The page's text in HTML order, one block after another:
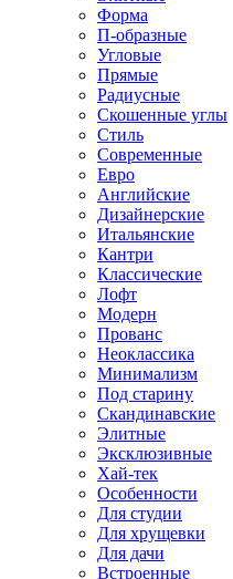
Форма
П-образные
Угловые
Прямые
Радиусные
Скошенные углы
Стиль
Современные
Евро
Английские
Дизайнерские
Итальянские
Кантри
Классические
Лофт
Модерн
Прованс
Неоклассика
Минимализм
Под старину
Скандинавские
Элитные
Эксклюзивные
Хай-тек
Особенности
Для студии
Для хрущевки
Для дачи
Встроенные